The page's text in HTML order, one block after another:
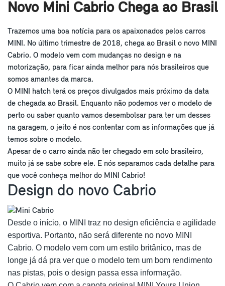
Novo Mini Cabrio Chega ao Brasil
Trazemos uma boa notícia para os apaixonados pelos carros
MINI. No último trimestre de 2018, chega ao Brasil o novo MINI
Cabrio. O modelo vem com mudanças no design e na
motorização, para ficar ainda melhor para nós brasileiros que
somos amantes da marca.
O MINI hatch terá os preços divulgados mais próximo da data
de chegada ao Brasil. Enquanto não podemos ver o modelo de
perto ou saber quanto vamos desembolsar para ter um desses
na garagem, o jeito é nos contentar com as informações que já
temos sobre o modelo.
Apesar de o carro ainda não ter chegado em solo brasileiro,
muito já se sabe sobre ele. E nós separamos cada detalhe para
que você conheça melhor do MINI Cabrio!
Design do novo Cabrio
Desde o início, o MINI traz no design eficiência e agilidade
esportiva. Portanto, não será diferente no novo MINI
Cabrio. O modelo vem com um estilo britânico, mas de
longe já dá pra ver que o modelo tem um bom rendimento
nas pistas, pois o design passa essa informação.